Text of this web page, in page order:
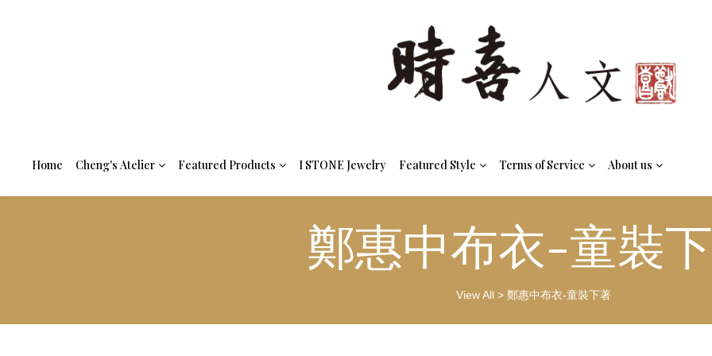
Home Cheng's Atelier Featured Products I STONE Jewelry Featured Style Terms of Service About us
鄭惠中布衣-童裝
View All >鄭惠中布衣-童裝下著